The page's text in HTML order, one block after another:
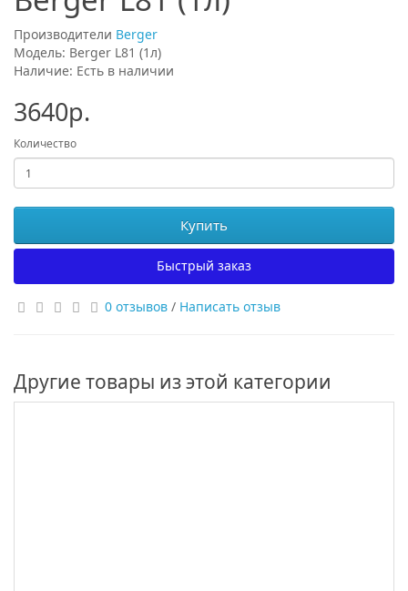
Производители Berger
Модель: Berger L81 (1л)
Наличие: Есть в наличии
3640р.
Количество
Купить
Быстрый заказ
0 отзывов / Написать отзыв
Другие товары из этой категории